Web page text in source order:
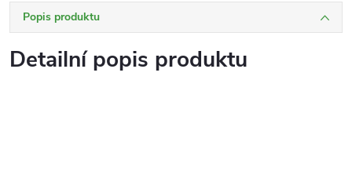
Popis produktu
Detailní popis produktu